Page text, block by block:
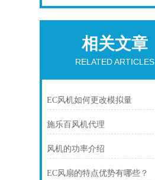
相关文章
RELATED ARTICLES
EC风机如何更改模拟量
施乐百风机代理
风机的功率介绍
EC风扇的特点优势有哪些？